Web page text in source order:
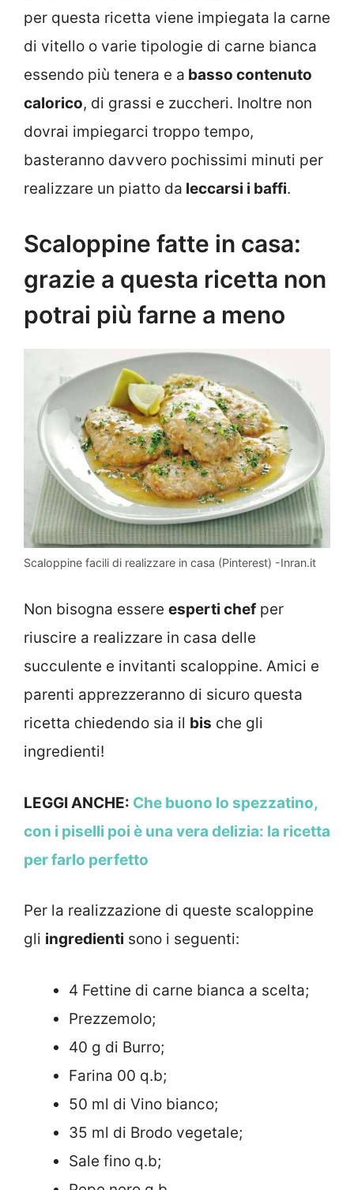
per questa ricetta viene impiegata la carne
di vitello o varie tipologie di carne bianca
essendo più tenera e a basso contenuto
calorico, di grassi e zuccheri. Inoltre non
dovrai impiegarci troppo tempo,
basteranno davvero pochissimi minuti per
realizzare un piatto da leccarsi i baffi.
Scaloppine fatte in casa:
grazie a questa ricetta non
potrai più farne a meno
Scaloppine facili di realizzare in casa (Pinterest) -Inran.it
Non bisogna essere esperti chef per
riuscire a realizzare in casa delle
succulente e invitanti scaloppine. Amici e
parenti apprezzeranno di sicuro questa
ricetta chiedendo sia il bis che gli
ingredienti!
LEGGI ANCHE: Che buono lo spezzatino,
con i piselli poi è una vera delizia: la ricetta
per farlo perfetto
Per la realizzazione di queste scaloppine
gli ingredienti sono i seguenti:
4 Fettine di carne bianca a scelta;
Prezzemolo;
40 g di Burro;
Farina 00 q.b;
50 ml di Vino bianco;
35 ml di Brodo vegetale;
Sale fino q.b;